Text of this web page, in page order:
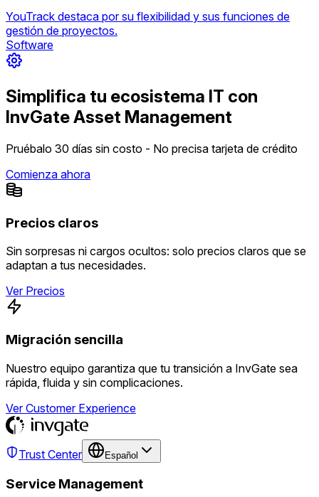
YouTrack destaca por su flexibilidad y sus funciones de
gestión de proyectos.
Software
Simplifica tu ecosistema IT con
InvGate Asset Management
Pruébalo 30 días sin costo - No precisa tarjeta de crédito
Comienza ahora
Precios claros
Sin sorpresas ni cargos ocultos: solo precios claros que se
adaptan a tus necesidades.
Ver Precios
Migración sencilla
Nuestro equipo garantiza que tu transición a InvGate sea
rápida, fluida y sin complicaciones.
Ver Customer Experience
Trust Center Español
Service Management